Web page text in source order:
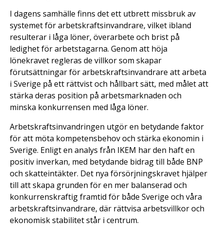
I dagens samhälle finns det ett utbrett missbruk av
systemet för arbetskraftsinvandrare, vilket ibland
resulterar i låga löner, överarbete och brist på
ledighet för arbetstagarna. Genom att höja
lönekravet regleras de villkor som skapar
förutsättningar för arbetskraftsinvandrare att arbeta
i Sverige på ett rättvist och hållbart sätt, med målet att
stärka deras position på arbetsmarknaden och
minska konkurrensen med låga löner.
Arbetskraftsinvandringen utgör en betydande faktor
för att möta kompetensbehov och stärka ekonomin i
Sverige. Enligt en analys från IKEM har den haft en
positiv inverkan, med betydande bidrag till både BNP
och skatteintäkter. Det nya försörjningskravet hjälper
till att skapa grunden för en mer balanserad och
konkurrenskraftig framtid för både Sverige och våra
arbetskraftsinvandrare, där rättvisa arbetsvillkor och
ekonomisk stabilitet står i centrum.